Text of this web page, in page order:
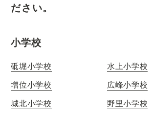
ださい。
小学校
砥堀小学校
水上小学校
増位小学校
広峰小学校
城北小学校
野里小学校